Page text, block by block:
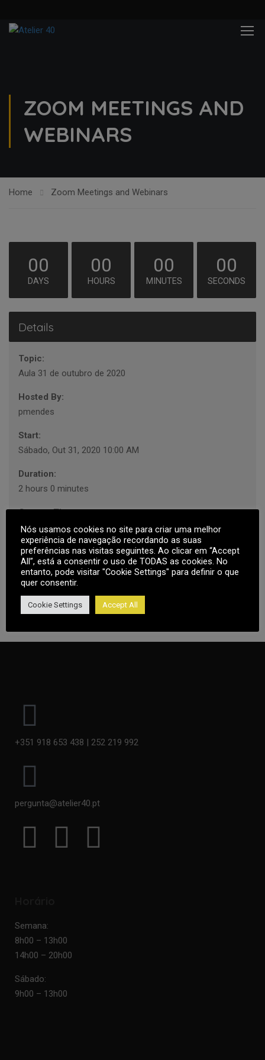
ZOOM MEETINGS AND
WEBINARS
Home Zoom Meetings and Webinars
00
DAYS
00
HOURS
00
MINUTES
00
SECONDS
Details
Topic:
Aula 31 de outubro de 2020
Hosted By:
pmendes
Start:
Sábado, Out 31, 2020 10:00 AM
Duration:
2 hours 0 minutes
Current Timezone:
Europe/Lisbon
Note: Countdown time is shown based on your local
timezone.
+351 918 653 438 | 252 219 992
pergunta@atelier40.pt
Semana:
8h00 – 13h00
14h00 – 20h00
Sábado:
9h00 – 13h00
Nós usamos cookies no site para criar uma melhor
experiência de navegação recordando as suas
preferências nas visitas seguintes. Ao clicar em “Accept
All”, está a consentir o uso de TODAS as cookies. No
entanto, pode visitar "Cookie Settings" para definir o que
quer consentir.
Cookie Settings Accept All